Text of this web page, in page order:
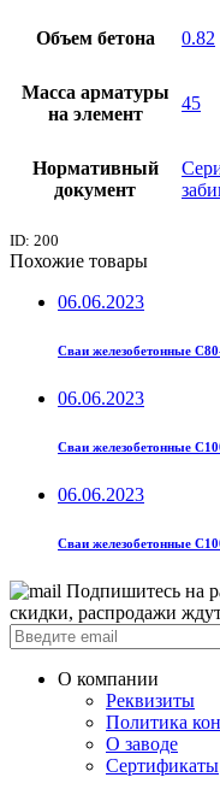
Объем бетона 0.82
Масса арматуры
на элемент
45
Нормативный
документ
ID: 200
Похожие товары
06.06.2023
Сваи железобетонные
06.06.2023
Сваи железобетонные
06.06.2023
Сваи железобетонные
Подпишитесь на
скидки, распродажи
О компании
Реквизиты
Политика
О заводе
Сертификаты